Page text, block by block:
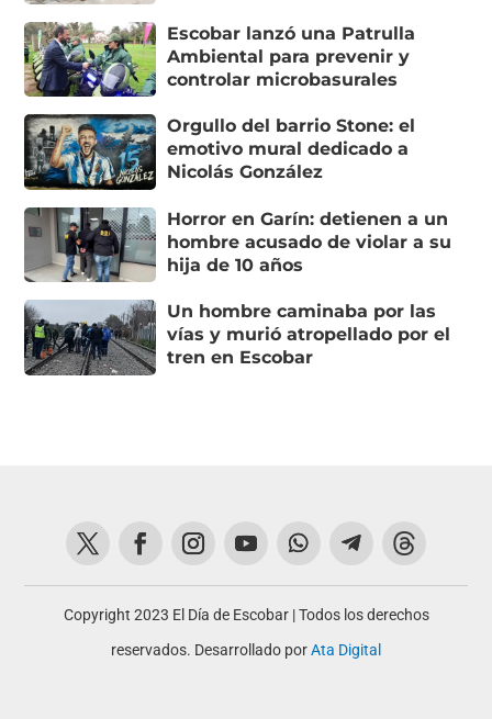
Escobar lanzó una Patrulla
Ambiental para prevenir y
controlar microbasurales
Orgullo del barrio Stone: el
emotivo mural dedicado a
Nicolás González
Horror en Garín: detienen a un
hombre acusado de violar a su
hija de 10 años
Un hombre caminaba por las
vías y murió atropellado por el
tren en Escobar
Copyright 2023 El Día de Escobar | Todos los derechos
reservados. Desarrollado porAta Digital